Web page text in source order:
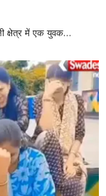
क्षेत्र में एक युवक…